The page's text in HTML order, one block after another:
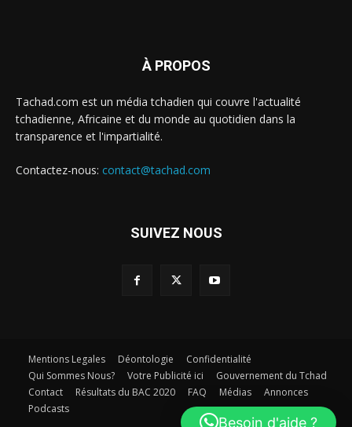
À PROPOS
Tachad.com est un média tchadien qui couvre l'actualité
tchadienne, Africaine et du monde au quotidien dans la
transparence et l'impartialité.
Contactez-nous: contact@tachad.com
SUIVEZ NOUS
Mentions Legales Déontologie
Confidentialité
Qui Sommes Nous?
Votre Publicité ici
Gouvernement du Tchad
Contact
Résultats du BAC 2020 FAQ Médias
Annonces
Podcasts
Besoin d'aide ?